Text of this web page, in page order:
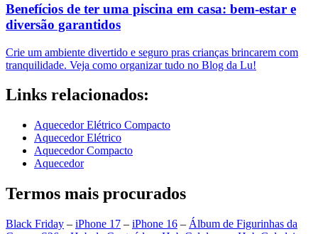
Benefícios de ter uma piscina em casa: bem-estar e
diversão garantidos
Crie um ambiente divertido e seguro pras crianças brincarem com
tranquilidade. Veja como organizar tudo no Blog da Lu!
Links relacionados:
Aquecedor Elétrico Compacto
Aquecedor Elétrico
Aquecedor Compacto
Aquecedor
Termos mais procurados
Black Friday – iPhone 17 – iPhone 16 – Álbum de Figurinhas da